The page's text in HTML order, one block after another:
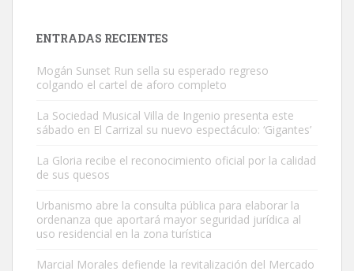
Este gato macho ha aparecido en la calle hace menos de un mes,
Leales.org » Gran Canaria | 9.7.2025
ENTRADAS RECIENTES
Mogán Sunset Run sella su esperado regreso
colgando el cartel de aforo completo
La Sociedad Musical Villa de Ingenio presenta este
sábado en El Carrizal su nuevo espectáculo: ‘Gigantes’
La Gloria recibe el reconocimiento oficial por la calidad
de sus quesos
Urbanismo abre la consulta pública para elaborar la
ordenanza que aportará mayor seguridad jurídica al
uso residencial en la zona turística
Marcial Morales defiende la revitalización del Mercado